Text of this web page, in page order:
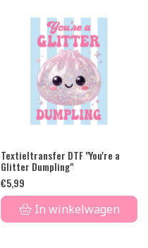
Textieltransfer DTF "You're a
Glitter Dumpling"
€5,99
In winkelwagen